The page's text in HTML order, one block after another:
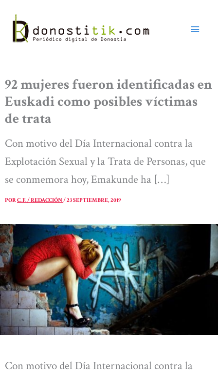
contenido
92 mujeres fueron identificadas en
Euskadi como posibles víctimas
de trata
Con motivo del Día Internacional contra la
Explotación Sexual y la Trata de Personas, que
se conmemora hoy, Emakunde ha […]
PORC. F. / REDACCIÓN/23 SEPTIEMBRE, 2019
Con motivo del Día Internacional contra la